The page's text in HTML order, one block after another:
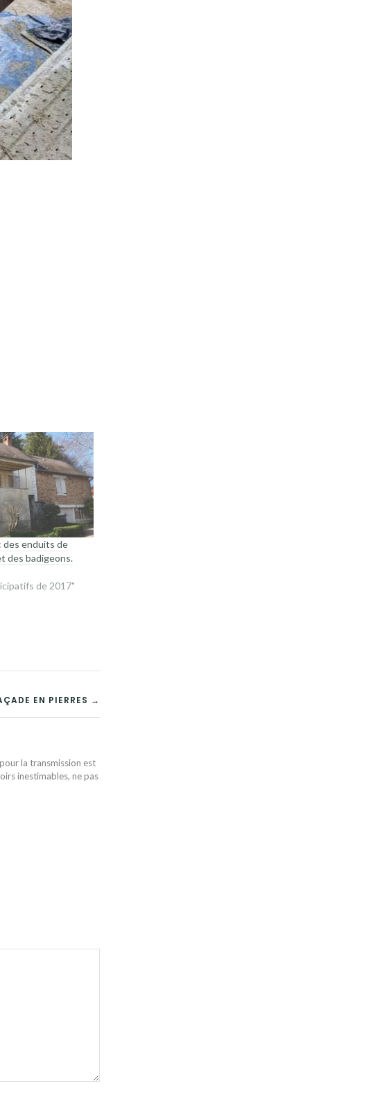
enduits de
des badigeons.
de 2017"
EN PIERRES →
la transmission est
inestimables, ne pas